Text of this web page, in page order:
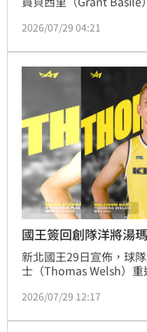
圖籃球俱樂部（Acqua
投射能力的禁區好手，
雄全家海神隊打造堅固
2026/07/29 04:21
國王簽回創隊洋將湯
新北國王29日宣佈，球
士（Thomas Welsh）
能量和籃板守護，更期盼
2026/07/29 12:17